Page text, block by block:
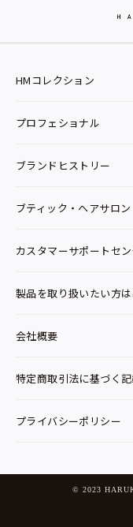
HMコレクション
プロフェショナル
ブランドヒストリー
ブティック・ヘアサロン
カスタマーサポートセ
製品を取り扱いたい方
会社概要
特定商取引法に基づく
プライバシーポリシー
© 2023